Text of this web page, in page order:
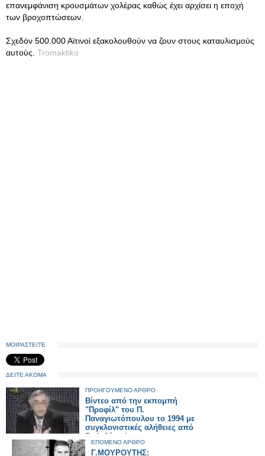
επανεμφάνιση κρουσμάτων χολέρας καθώς έχει αρχίσει η εποχή
των βροχοπτώσεων.
Σχεδόν 500.000 Αϊτινοί εξακολουθούν να ζουν στους καταυλισμούς
αυτούς. Tromaktiko
ΜΟΙΡΑΣΤΕΙΤΕ
ΔΕΙΤΕ ΑΚΟΜΑ
ΠΡΟΗΓΟΥΜΕΝΟ ΑΡΘΡΟ
Βίντεο από την εκπομπή
"Προφίλ" του Π.
Παναγιωτόπουλου το 1994 με
συγκλονιστικές αλήθειες από
Β. Λεβέντη!
ΕΠΟΜΕΝΟ ΑΡΘΡΟ
Γ.ΜΟΥΡΟΥΤΗΣ: